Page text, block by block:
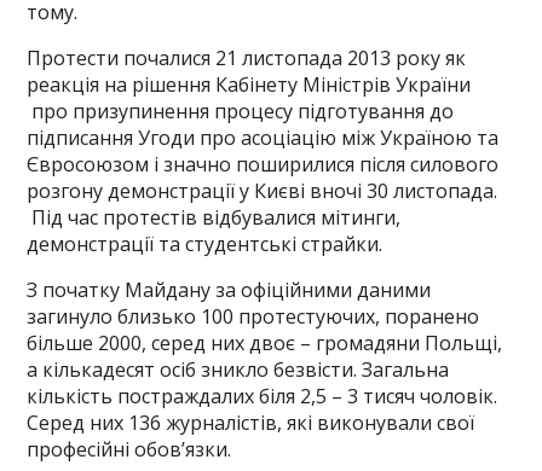
тому.
Протести почалися 21 листопада 2013 року як
реакція на рішення Кабінету Міністрів України
про призупинення процесу підготування до
підписання Угоди про асоціацію між Україною та
Євросоюзом і значно поширилися після силового
розгону демонстрації у Києві вночі 30 листопада.
Під час протестів відбувалися мітинги,
демонстрації та студентські страйки.
З початку Майдану за офіційними даними
загинуло близько 100 протестуючих, поранено
більше 2000, серед них двоє – громадяни Польщі,
а кількадесят осіб зникло безвісти. Загальна
кількість постраждалих біля 2,5 – 3 тисяч чоловік.
Серед них 136 журналістів, які виконували свої
професійні обов’язки.